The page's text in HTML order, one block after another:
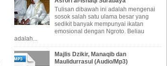
Tulisan dibawah ini adalah mengenai
sosok salah satu ulama besar yang
sedikit banyak mempunyai ikatan
emosional dengan Ngroto. Beliau
adalah...
Majlis Dzikir, Manaqib dan
Maulidurrasul (Audio/Mp3)